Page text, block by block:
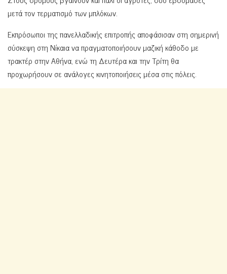
μετά τον τερματισμό των μπλόκων.
Εκπρόσωποι της πανελλαδικής επιτροπής αποφάσισαν στη σημερινή
σύσκεψη στη Νίκαια να πραγματοποιήσουν μαζική κάθοδο με
τρακτέρ στην Αθήνα, ενώ τη Δευτέρα και την Τρίτη θα
προχωρήσουν σε ανάλογες κινητοποιήσεις μέσα στις πόλεις.